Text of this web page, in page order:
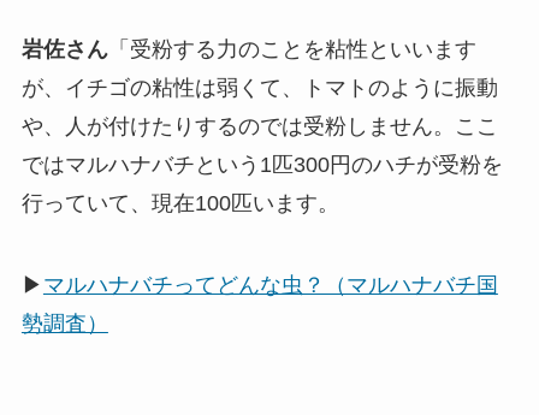
岩佐さん「受粉する力のことを粘性といいます
が、イチゴの粘性は弱くて、トマトのように振動
や、人が付けたりするのでは受粉しません。ここ
ではマルハナバチという1匹300円のハチが受粉を
行っていて、現在100匹います。
▶ マルハナバチってどんな虫？（マルハナバチ国
勢調査）